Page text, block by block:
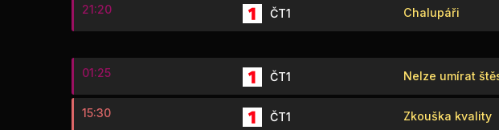
21:20 ČT1 Chalupáři
01:25 ČT1 Nelze umírat
15:30 ČT1 Zkouška kvality